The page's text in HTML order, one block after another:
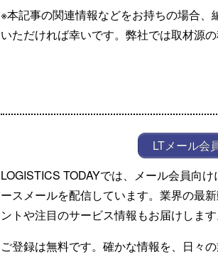
※本記事の関連情報などをお持ちの場合
いただければ幸いです。弊社では取材源の
LTメール会
LOGISTICS TODAYでは、メール会員向
ースメールを配信しています。業界の最
ントや注目のサービス情報もお届けします
ご登録は無料です。確かな情報を、日々